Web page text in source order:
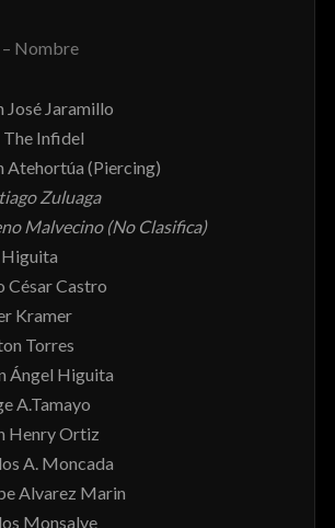
– Nombre
José Jaramillo
The Infidel
Atehortúa (Piercing)
Zuluaga
Malvecino (No Clasifica)
César Castro
Kramer
Torres
Ángel Higuita
A.Tamayo
Henry Ortiz
A. Moncada
Alvarez Marin
Monsalve